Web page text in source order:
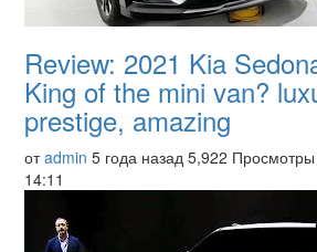
Review: 2021 Kia
King of the mini van?
prestige, amazing
отadmin 5 года назад 5,922 Просмотры
14:11